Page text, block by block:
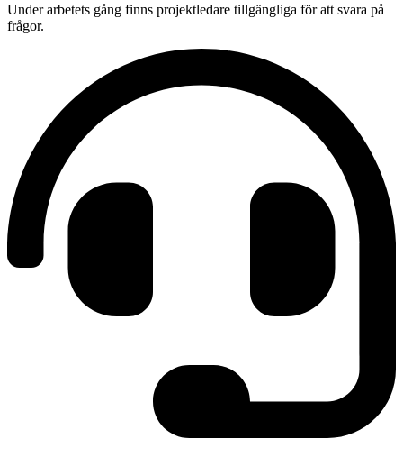
Under arbetets gång finns projektledare tillgängliga för att svara på
frågor.